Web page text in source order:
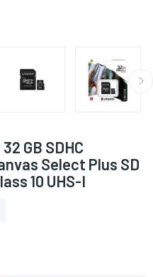
GB SDHC
Select Plus SD
10 UHS-I